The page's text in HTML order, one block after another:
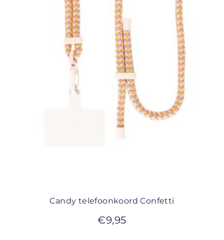
Candy telefoonkoord Confetti
€9,95